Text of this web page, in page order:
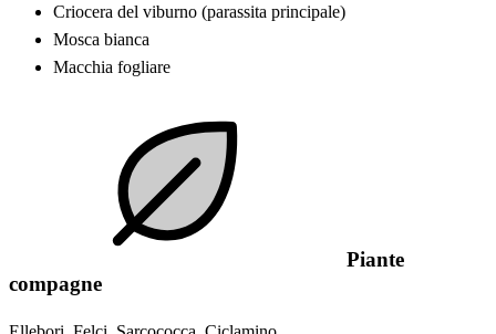
Criocera del viburno (parassita principale)
Mosca bianca
Macchia fogliare
Piante
compagne